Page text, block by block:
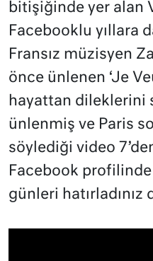
bitişiğinde yer alan
Facebooklu yıllara
Fransız müzisyen
önce ünlenen ‘Je
hayattan dileklerini
ünlenmiş ve Paris
söylediği video
Facebook profilinde
günleri hatırladınız